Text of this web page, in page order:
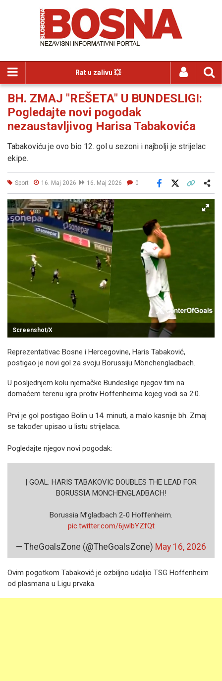
Rat u zalivu 💥
BH. ZMAJ "REŠETA" U BUNDESLIGI:
Pogledajte novi pogodak
nezaustavljivog Harisa Tabakovića
Tabakoviću je ovo bio 12. gol u sezoni i najbolji je strijelac
ekipe.
Sport 16. Maj 2026 16. Maj 2026 0
Facebook
Screenshot/X
Reprezentativac Bosne i Hercegovine, Haris Tabaković,
postigao je novi gol za svoju Borussiju Mönchengladbach.
U posljednjem kolu njemačke Bundeslige njegov tim na
domaćem terenu igra protiv Hoffenheima kojeg vodi sa 2:0.
Prvi je gol postigao Bolin u 14. minuti, a malo kasnije bh. Zmaj
se također upisao u listu strijelaca.
Pogledajte njegov novi pogodak:
| GOAL: HARIS TABAKOVIC DOUBLES THE LEAD FOR
BORUSSIA MONCHENGLADBACH!
Borussia M’gladbach 2-0 Hoffenheim.
pic.twitter.com/6jwlbYZfQt
— TheGoalsZone (@TheGoalsZone) May 16, 2026
Ovim pogotkom Tabaković je ozbiljno udaljio TSG Hoffenheim
od plasmana u Ligu prvaka.